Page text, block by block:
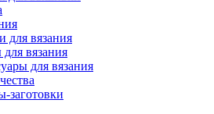
для вязания
вязания
для вязания
заготовки